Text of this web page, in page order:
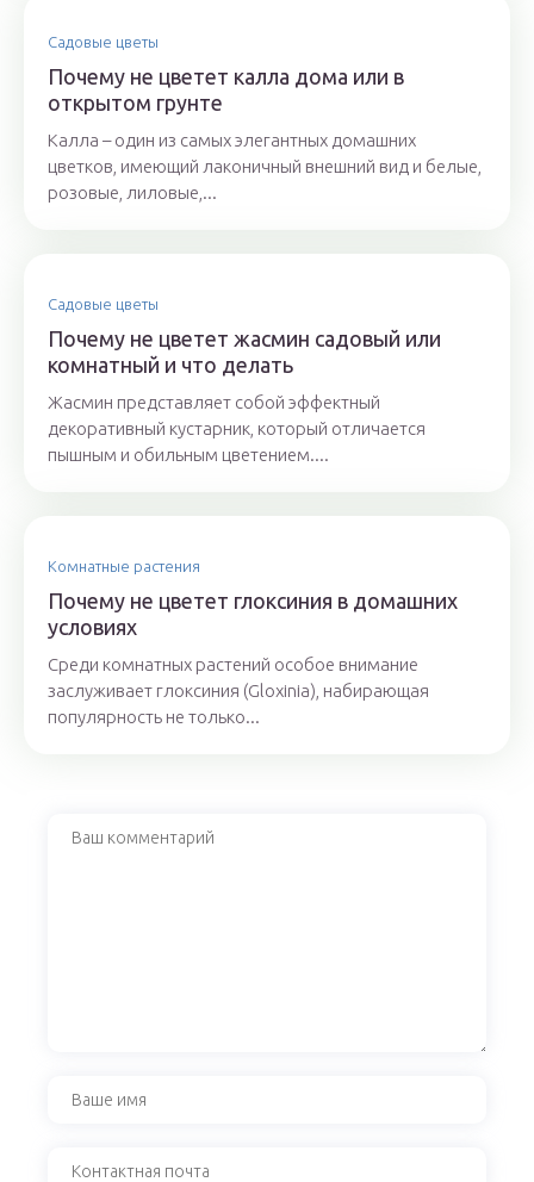
Садовые цветы
Почему не цветет калла дома или в
открытом грунте
Калла – один из самых элегантных домашних
цветков, имеющий лаконичный внешний вид и белые,
розовые, лиловые,...
Садовые цветы
Почему не цветет жасмин садовый или
комнатный и что делать
Жасмин представляет собой эффектный
декоративный кустарник, который отличается
пышным и обильным цветением....
Комнатные растения
Почему не цветет глоксиния в домашних
условиях
Среди комнатных растений особое внимание
заслуживает глоксиния (Gloxinia), набирающая
популярность не только...